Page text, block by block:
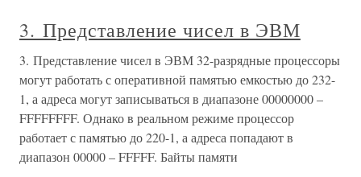
3. Представление чисел в ЭВМ
3. Представление чисел в ЭВМ 32-разрядные процессоры
могут работать с оперативной памятью емкостью до 232-
1, а адреса могут записываться в диапазоне 00000000 –
FFFFFFFF. Однако в реальном режиме процессор
работает с памятью до 220-1, а адреса попадают в
диапазон 00000 – FFFFF. Байты памяти